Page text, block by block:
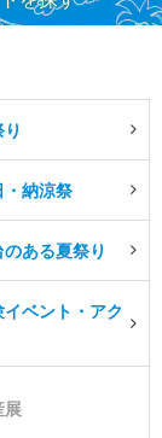
・納涼祭
のある夏祭り
イベント・アク
展